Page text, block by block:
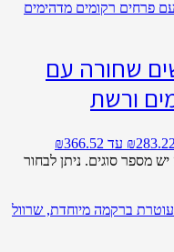
שחורה עם
ורשת
יש מספר סוגים. ניתן לבחור